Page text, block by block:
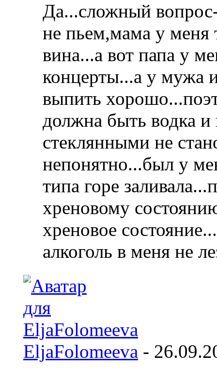
Да...сложный
не пьем,мама у меня
вина...а вот папа у
концерты...а у мужа
выпить
должна быть водка и
стеклянными не
непонятно...был у
типа горе
хреновому
хреновое
алкоголь в меня не
EljaFolomeeva -